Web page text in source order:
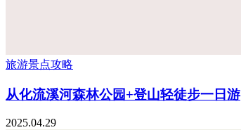
旅游景点攻略
从化流溪河森林公园+登山轻徒步一日游
2025.04.29